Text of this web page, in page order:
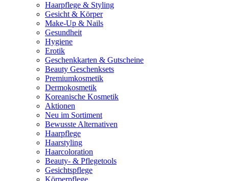
Haarpflege & Styling
Gesicht & Körper
Make-Up & Nails
Gesundheit
Hygiene
Erotik
Geschenkkarten & Gutscheine
Beauty Geschenksets
Premiumkosmetik
Dermokosmetik
Koreanische Kosmetik
Aktionen
Neu im Sortiment
Bewusste Alternativen
Haarpflege
Haarstyling
Haarcoloration
Beauty- & Pflegetools
Gesichtspflege
Körperpflege